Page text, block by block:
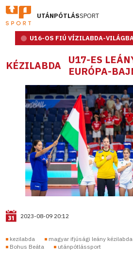
UTÁNPÓTLÁSSPORT
U16-OS FIÚ VÍZILABDA-
KÉZILABDA U17-ES
EURÓPA-
2023-08-09 20:12
kezilabda
magyar ifjúsági leány
Bohus Beáta
utánpótlássport